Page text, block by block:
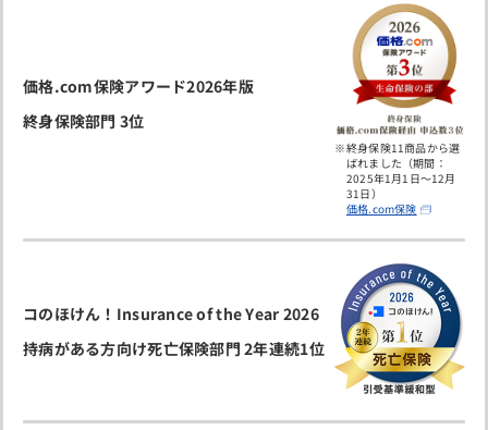
価格.com保険アワード2026年版
終身保険部門 3位
終身保険11商品から選
ばれました（期間：
2025年1月1日～12月
31日）
価格.com保険
コのほけん！Insurance of the Year 2026
持病がある方向け死亡保険部門 2年連続1位